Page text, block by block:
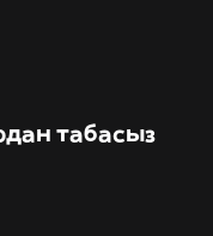
табасыз